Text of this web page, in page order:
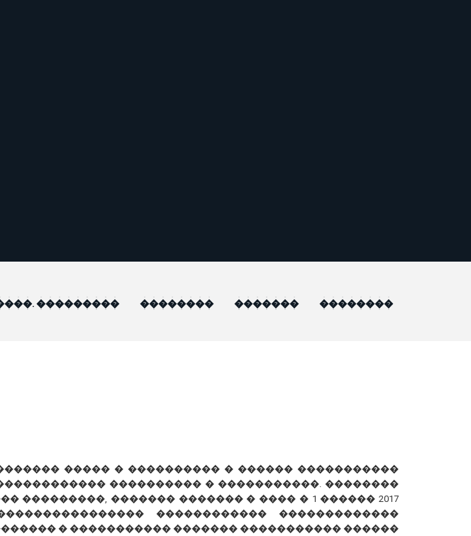
��������� �������� ������� ��������
����� � ���������� � ������ �����������
���������� � �����������. ��������
���������, ������� ������� � ���� � 1 ������ 2017
������������ �������������
� ����������� ������� ����������� ������